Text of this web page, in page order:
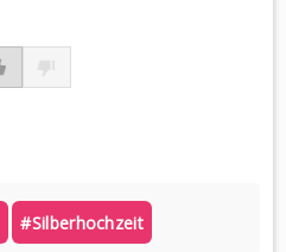
#silberhochzeit